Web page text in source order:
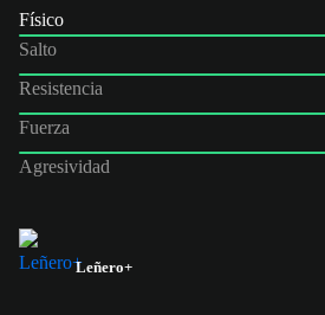
Físico
Salto
Resistencia
Fuerza
Agresividad
Leñero+